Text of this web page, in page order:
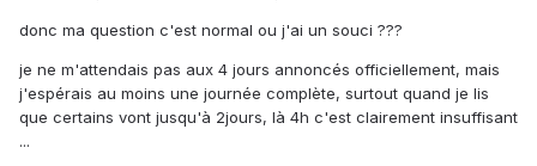
donc ma question c'est normal ou j'ai un souci ???
je ne m'attendais pas aux 4 jours annoncés officiellement, mais
j'espérais au moins une journée complète, surtout quand je lis
que certains vont jusqu'à 2jours, là 4h c'est clairement insuffisant
...